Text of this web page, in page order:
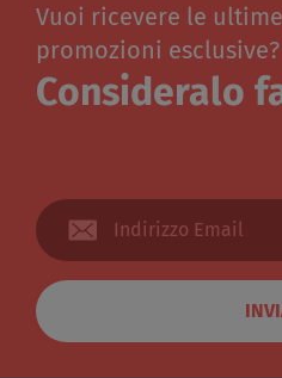
Vuoi ricevere le
promozioni esclusive?
Consideralo